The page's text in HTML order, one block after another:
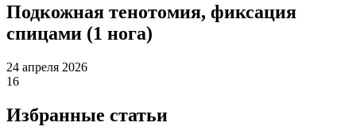
Подкожная тенотомия, фиксация
спицами (1 нога)
24 апреля 2026
16
Избранные статьи